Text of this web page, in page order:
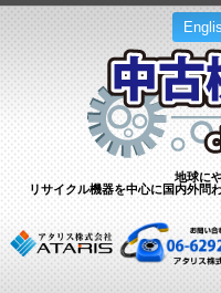
地球に
リサイクル機器を中心に国内外問